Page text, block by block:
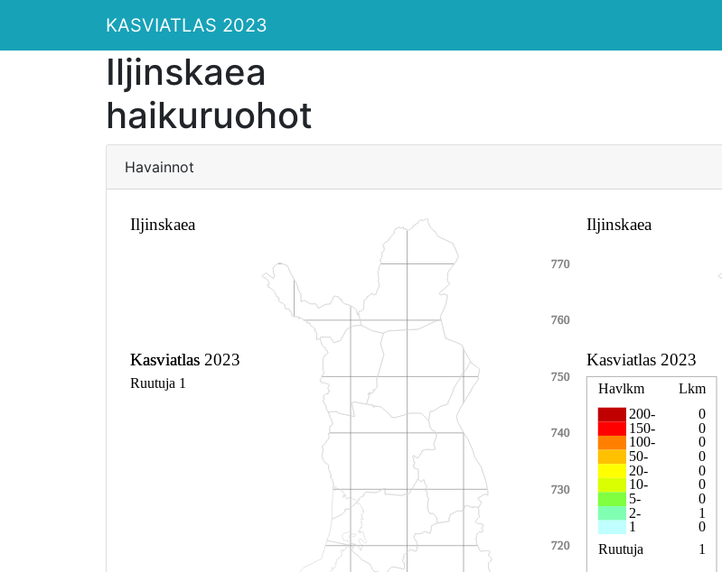
KASVIATLAS 2023
Iljinskaea
haikuruohot
Havainnot